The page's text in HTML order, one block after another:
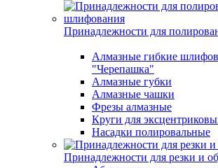
Принадлежности для
Алмазные гибкие
"Черепашка"
Алмазные губки
Алмазные чашки
Фрезы алмазные
Круги для
Насадки полировальные
Принадлежности для резки и